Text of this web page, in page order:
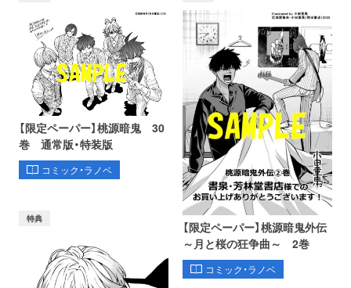
【限定ペーパー】桃源暗鬼 30
巻 通常版・特装版
コミック・ラノベ
【限定ペーパー】桃源暗鬼外伝
～月と桜の狂争曲～ 2巻
コミック・ラノベ
特典